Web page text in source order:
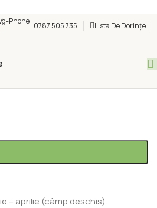
0787 505 735 Lista De Dorințe
– aprilie (câmp deschis).